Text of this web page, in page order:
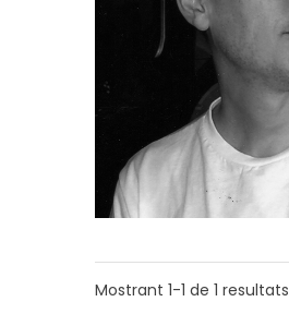
Mostrant 1-1 de 1 resultats